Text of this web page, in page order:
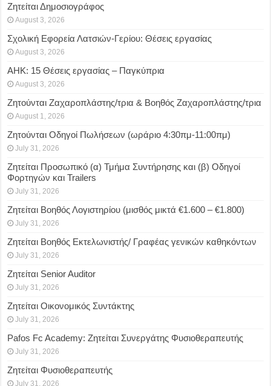
Ζητείται Δημοσιογράφος
August 3, 2026
Σχολική Εφορεία Λατσιών-Γερίου: Θέσεις εργασίας
August 3, 2026
ΑΗΚ: 15 Θέσεις εργασίας – Παγκύπρια
August 3, 2026
Ζητούνται Ζαχαροπλάστης/τρια & Βοηθός Ζαχαροπλάστης/τρια
August 1, 2026
Ζητούνται Οδηγοί Πωλήσεων (ωράριο 4:30πμ-11:00πμ)
July 31, 2026
Ζητείται Προσωπικό (α) Τμήμα Συντήρησης και (β) Οδηγοί
Φορτηγών και Trailers
July 31, 2026
Ζητείται Βοηθός Λογιστηρίου (μισθός μικτά €1.600 – €1.800)
July 31, 2026
Ζητείται Βοηθός Εκτελωνιστής/ Γραφέας γενικών καθηκόντων
July 31, 2026
Ζητείται Senior Auditor
July 31, 2026
Ζητείται Οικονομικός Συντάκτης
July 31, 2026
Pafos Fc Academy: Ζητείται Συνεργάτης Φυσιοθεραπευτής
July 31, 2026
Ζητείται Φυσιοθεραπευτής
July 31, 2026